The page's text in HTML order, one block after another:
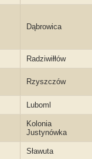
Dąbrowica
Radziwiłłów
Rzyszczów
Luboml
Kolonia
Justynówka
Sławuta